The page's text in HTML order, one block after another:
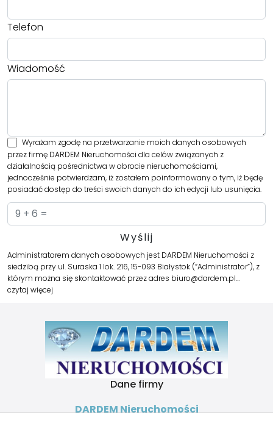
Telefon
Wiadomość
Wyrażam zgodę na przetwarzanie moich danych osobowych
przez firmę DARDEM Nieruchomości dla celów związanych z
działalnością pośrednictwa w obrocie nieruchomościami,
jednocześnie potwierdzam, iż zostałem poinformowany o tym, iż będę
posiadać dostęp do treści swoich danych do ich edycji lub usunięcia.
Administratorem danych osobowych jest DARDEM Nieruchomości z
siedzibą przy ul. Suraska 1 lok. 216, 15-093 Białystok (“Administrator”), z
którym można się skontaktować przez adres biuro@dardem.pl…
czytaj więcej
Dane firmy
DARDEM Nieruchomości